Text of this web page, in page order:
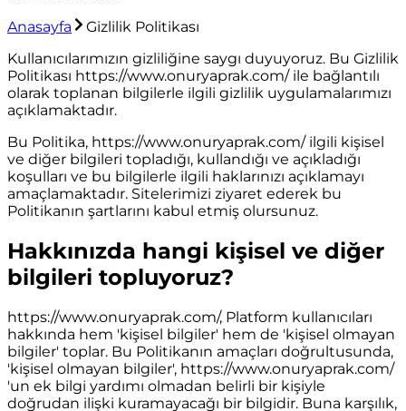
Anasayfa
Gizlilik Politikası
Kullanıcılarımızın gizliliğine saygı duyuyoruz. Bu Gizlilik
Politikası https://www.onuryaprak.com/ ile bağlantılı
olarak toplanan bilgilerle ilgili gizlilik uygulamalarımızı
açıklamaktadır.
Bu Politika, https://www.onuryaprak.com/ ilgili kişisel
ve diğer bilgileri topladığı, kullandığı ve açıkladığı
koşulları ve bu bilgilerle ilgili haklarınızı açıklamayı
amaçlamaktadır. Sitelerimizi ziyaret ederek bu
Politikanın şartlarını kabul etmiş olursunuz.
Hakkınızda hangi kişisel ve diğer
bilgileri topluyoruz?
https://www.onuryaprak.com/, Platform kullanıcıları
hakkında hem 'kişisel bilgiler' hem de 'kişisel olmayan
bilgiler' toplar. Bu Politikanın amaçları doğrultusunda,
'kişisel olmayan bilgiler', https://www.onuryaprak.com/
'un ek bilgi yardımı olmadan belirli bir kişiyle
doğrudan ilişki kuramayacağı bir bilgidir. Buna karşılık,